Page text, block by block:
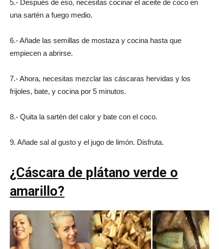
5.- Después de eso, necesitas cocinar el aceite de coco en
una sartén a fuego medio.
6.- Añade las semillas de mostaza y cocina hasta que
empiecen a abrirse.
7.- Ahora, necesitas mezclar las cáscaras hervidas y los
frijoles, bate, y cocina por 5 minutos.
8.- Quita la sartén del calor y bate con el coco.
9. Añade sal al gusto y el jugo de limón. Disfruta.
¿Cáscara de plátano verde o
amarillo?